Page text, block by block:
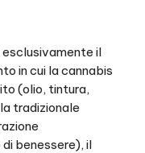
il
in cui la cannabis
(olio, tintura,
tradizionale
benessere), il